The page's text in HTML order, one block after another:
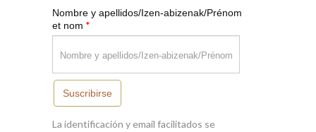
Nombre y apellidos/Izen-abizenak/Prénom
et nom *
Suscribirse
La identificación y email facilitados se